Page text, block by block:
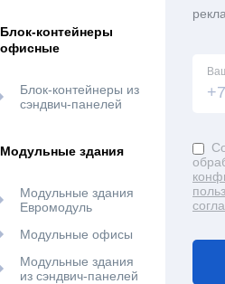
Блок-контейнеры
офисные
Блок-контейнеры из
сэндвич-панелей
Модульные здания
Модульные здания
Евромодуль
Модульные офисы
Модульные здания
из сэндвич-панелей